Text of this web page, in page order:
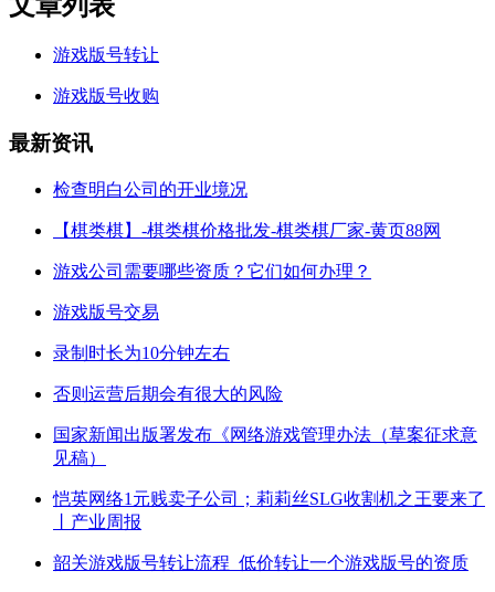
游戏版号转让
游戏版号收购
最新资讯
检查明白公司的开业境况
【棋类棋】-棋类棋价格批发-棋类棋厂家-黄页88网
游戏公司需要哪些资质？它们如何办理？
游戏版号交易
录制时长为10分钟左右
否则运营后期会有很大的风险
国家新闻出版署发布《网络游戏管理办法（草案征求意
见稿）
恺英网络1元贱卖子公司；莉莉丝SLG收割机之王要来了
丨产业周报
韶关游戏版号转让流程_低价转让一个游戏版号的资质